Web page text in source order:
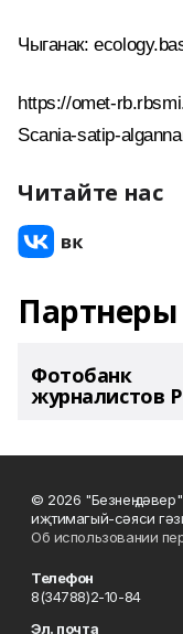
Чыганак:
https://omet-
Scania-satip-
Читайте нас
Партнеры
Фотобанк
журналистов
© 2026 "Безнең
иҗтимагый-сәяси
Об использовании
Телефон
8(34788)2-10-84
Эл. почта